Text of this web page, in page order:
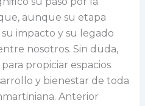
aunque su etapa
impacto y su legado
nosotros. Sin duda,
propiciar espacios
y bienestar de toda
Anterior